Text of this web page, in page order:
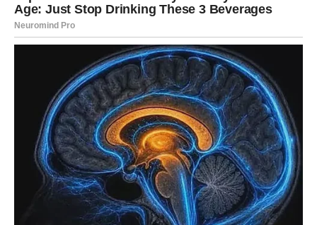
mijenja mnogo toga.
RAK
Rakovima se vraća osjećaj sigurnosti koji su mislili da su
zauvijek izgubili. Poslije dugog perioda briga i emotivnih
preispitivanja, konačno dolazi vrijeme rasterećenja.
Jedna situacija koja vam je oduzimala energiju bliži se
kraju, a pred vama su mnogo ljepši dani. Osjetićete da
ponovo možete da planirate budućnost bez straha.